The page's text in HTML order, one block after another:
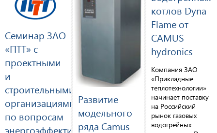
Семинар ЗАО
«ПТТ» с
проектными
и
строительными
организациями
по вопросам
энергоэффективности
Развитие
модельного
ряда Camus
котлов Dyna
Flame от
CAMUS
hydronics
Компания ЗАО
«Прикладные
теплотехнологии»
начинает поставку
на Российский
рынок газовых
водогрейных